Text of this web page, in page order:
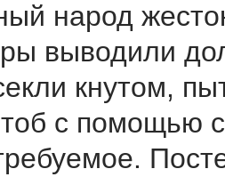
народ
выводили
кнутом,
с помощью